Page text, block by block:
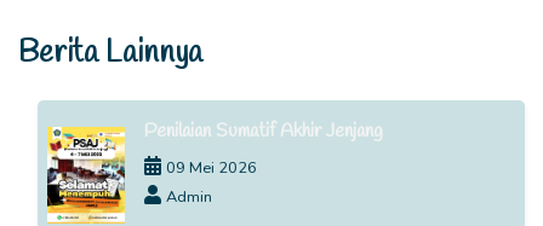
Berita Lainnya
Penilaian Sumatif Akhir Jenjang
09 Mei 2026
Admin